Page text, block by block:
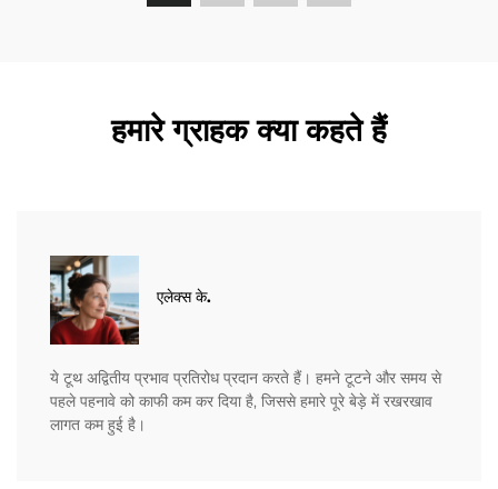
हमारे ग्राहक क्या कहते हैं
एलेक्स के.
ये टूथ अद्वितीय प्रभाव प्रतिरोध प्रदान करते हैं। हमने टूटने और समय से
पहले पहनावे को काफी कम कर दिया है, जिससे हमारे पूरे बेड़े में रखरखाव
लागत कम हुई है।